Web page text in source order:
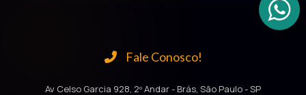
Fale Conosco!
Av Celso Garcia 928, 2º Andar - Brás, São Paulo - SP